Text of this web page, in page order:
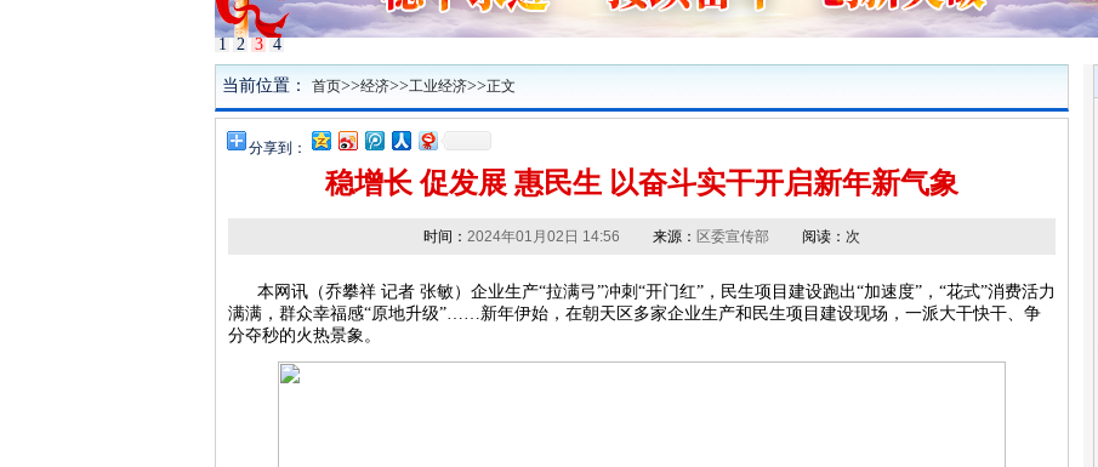
1 2 3 4
当前位置： 首页>>经济>>工业经济>>正文
分享到：
稳增长 促发展 惠民生 以奋斗实干开启新年新气象
时间： 2024年01月02日 14:56 来源： 区委宣传部 阅读： 次
本网讯（乔攀祥 记者 张敏）企业生产“拉满弓”冲刺“开门红”，民生项目建设跑出“加速度”，“花式”消费活力
满满，群众幸福感“原地升级”……新年伊始，在朝天区多家企业生产和民生项目建设现场，一派大干快干、争
分夺秒的火热景象。